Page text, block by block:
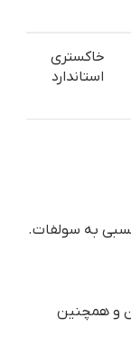
خاکستری
استاندارد
و همچنین